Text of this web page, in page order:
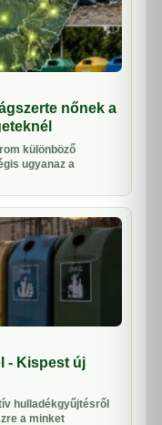
nőnek a
különböző
ugyanaz a
- Kispest új
hulladékgyűjtésről
a minket